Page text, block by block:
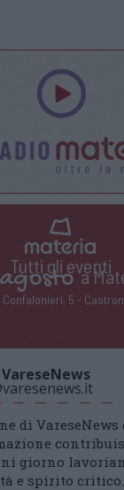
Tutti gli eventi
agostoa
Confalonieri, 5 -
di VareseNews
giorno
e spirito critico.